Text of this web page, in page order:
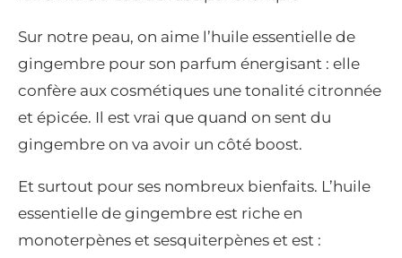
Sur notre peau, on aime l’huile essentielle de
gingembre pour son parfum énergisant : elle
confère aux cosmétiques une tonalité citronnée
et épicée. Il est vrai que quand on sent du
gingembre on va avoir un côté boost.
Et surtout pour ses nombreux bienfaits. L’huile
essentielle de gingembre est riche en
monoterpènes et sesquiterpènes et est :